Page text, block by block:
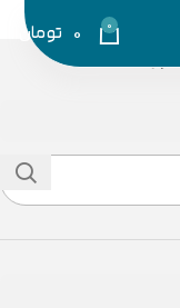
0
0 تومان